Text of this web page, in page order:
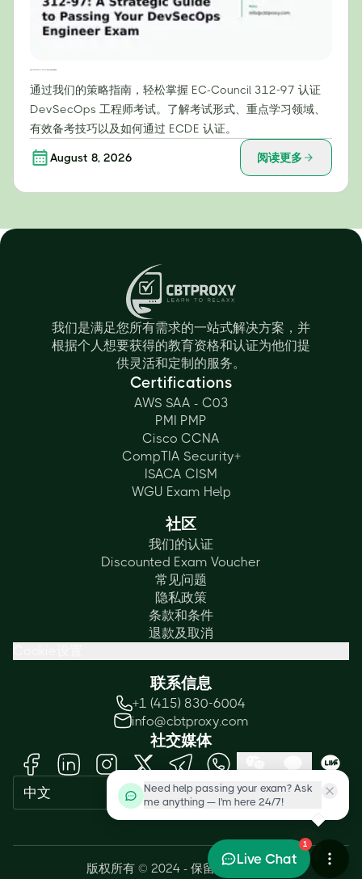
通过我们的策略指南，轻松掌握 EC-Council 312-97 认证
DevSecOps 工程师考试。了解考试形式、重点学习领域、
有效备考技巧以及如何通过 ECDE 认证。
August 8, 2026 阅读更多
我们是满足您所有需求的一站式解决方案，并
根据个人想要获得的教育资格和认证为他们提
供灵活和定制的服务。
Certifications
AWS SAA - C03
PMI PMP
Cisco CCNA
CompTIA Security+
ISACA CISM
WGU Exam Help
社区
我们的认证
Discounted Exam Voucher
常见问题
隐私政策
条款和条件
退款及取消
联系信息
+1 (415) 830-6004
info@cbtproxy.com
社交媒体
中文
版权所有 © 2024 - 保留所有权利。
Need help passing your exam? Ask
me anything — I'm here 24/7!
1
Live Chat